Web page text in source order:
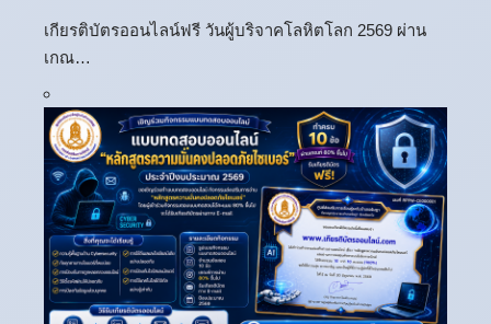
เกียรติบัตรออนไลน์ฟรี วันผู้บริจาคโลหิตโลก 2569 ผ่าน
เกณ…